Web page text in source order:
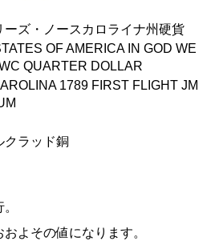
ズ・ノースカロライナ州硬貨
OF AMERICA IN GOD WE
QUARTER DOLLAR
1789 FIRST FLIGHT JM
ラッド銅
よその値になります。